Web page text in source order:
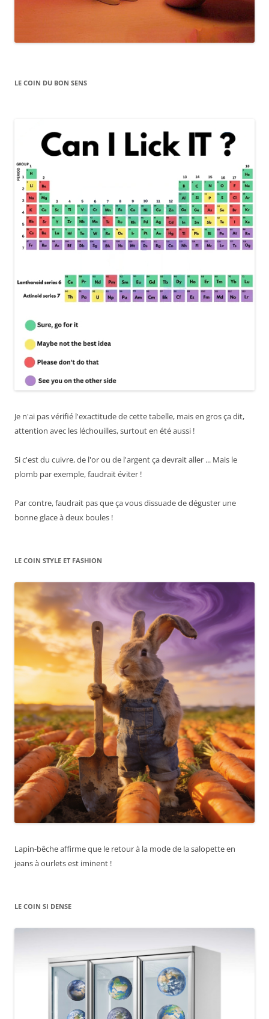
LE COIN DU BON SENS
Je n'ai pas vérifié l'exactitude de cette tabelle, mais en gros ça dit,
attention avec les léchouilles, surtout en été aussi !
Si c'est du cuivre, de l'or ou de l'argent ça devrait aller ... Mais le
plomb par exemple, faudrait éviter !
Par contre, faudrait pas que ça vous dissuade de déguster une
bonne glace à deux boules !
LE COIN STYLE ET FASHION
Lapin-bêche affirme que le retour à la mode de la salopette en
jeans à ourlets est iminent !
LE COIN SI DENSE